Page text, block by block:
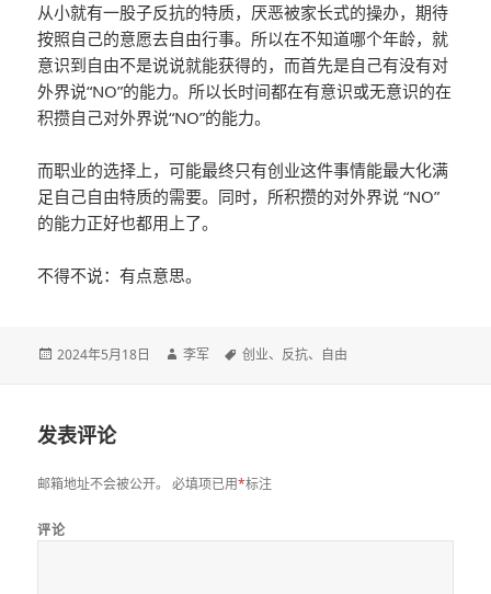
从小就有一股子反抗的特质，厌恶被家长式的操办，期待
按照自己的意愿去自由行事。所以在不知道哪个年龄，就
意识到自由不是说说就能获得的，而首先是自己有没有对
外界说“NO”的能力。所以长时间都在有意识或无意识的在
积攒自己对外界说“NO”的能力。
而职业的选择上，可能最终只有创业这件事情能最大化满
足自己自由特质的需要。同时，所积攒的对外界说 “NO”
的能力正好也都用上了。
不得不说：有点意思。
发
2024年5月18日
作
李军
标
创业、 反抗、 自由
发表评论
邮箱地址不会被公开。 必填项已用*标注
评论